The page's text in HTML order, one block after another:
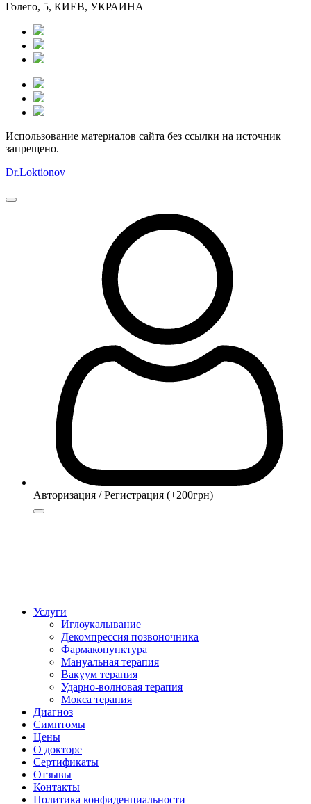
Голего, 5, КИЕВ, УКРАИНА
Использование материалов сайта без ссылки на источник
запрещено.
Dr.Loktionov
Авторизация / Регистрация (+200грн)
Услуги
Иглоукалывание
Декомпрессия позвоночника
Фармакопунктура
Мануальная терапия
Вакуум терапия
Ударно-волновая терапия
Мокса терапия
Диагноз
Симптомы
Цены
О докторе
Сертификаты
Отзывы
Контакты
Политика конфиденциальности